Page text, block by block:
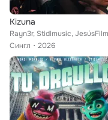
Kizuna
Сингл
2026